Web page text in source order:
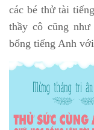
các bé thử tài
thầy cô cũng
bổng tiếng Anh